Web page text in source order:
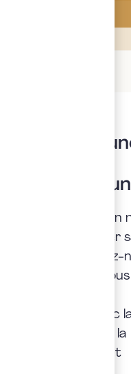
Vous avez
Posez là à un
Une interrogation
doit jamais rester
réponse. Confiez-
la vôtre : nous vous
rapidement, avec
transparence et la
précision qui font